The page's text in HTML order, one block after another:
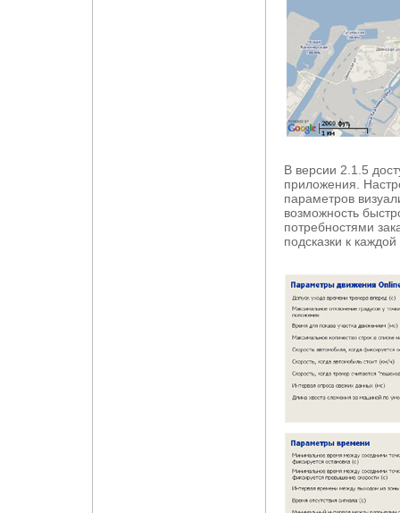
В версии 2.1.5
приложения.
параметров
возможность
потребностями
подсказки к